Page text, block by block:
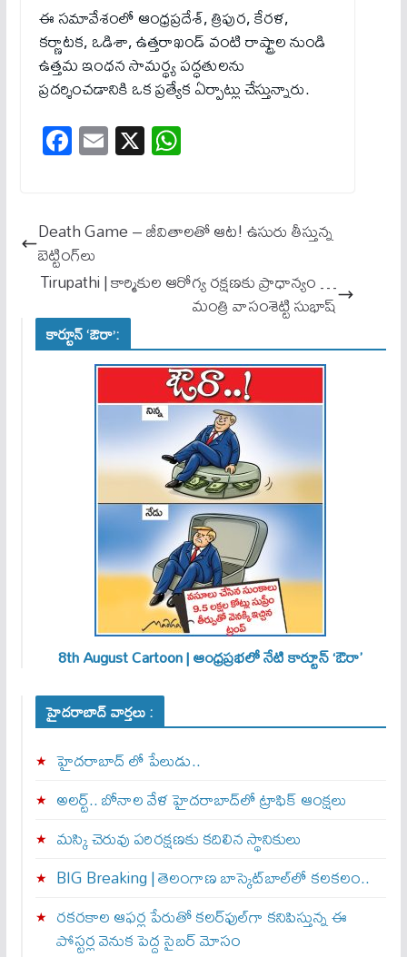
ఈ సమావేశంలో ఆంధ్రప్రదేశ్‌, త్రిపుర, కేరళ,
కర్ణాటక, ఒడిశా, ఉత్తరాఖండ్‌ వంటి రాష్ట్రాల నుండి
ఉత్తమ ఇంధన సామర్థ్య పద్ధతులను
ప్రదర్శించడానికి ఒక ప్రత్యేక ఏర్పాట్లు చేస్తున్నారు.
Fa
ce
ok
E
m
X W
ha
A
Death Game – జీవితాల‌తో ఆట‌! ఉసురు తీస్తున్న
బెట్టింగ్‌లు
Tirupathi | కార్మికుల ఆరోగ్య రక్షణకు ప్రాధాన్యం …
మంత్రి వాసంశెట్టి సుభాష్
కార్టూన్ ‘ఔరా’:
8th August Cartoon | ఆంధ్రప్రభలో నేటి కార్టూన్ ‘ఔరా’
హైదరాబాద్ వార్తలు :
హైదరాబాద్ లో పేలుడు..
అలర్ట్‌.. బోనాల వేళ హైదరాబాద్‌లో ట్రాఫిక్‌ ఆంక్షలు
మస్కి చెరువు పరిరక్షణకు కదిలిన స్థానికులు
BIG Breaking | తెలంగాణ బాస్కెట్‌బాల్‌లో కలకలం..
రకరకాల ఆఫర్ల పేరుతో కలర్‌ఫుల్‌గా కనిపిస్తున్న ఈ
పోస్టర్ల వెనుక పెద్ద సైబర్ మోసం